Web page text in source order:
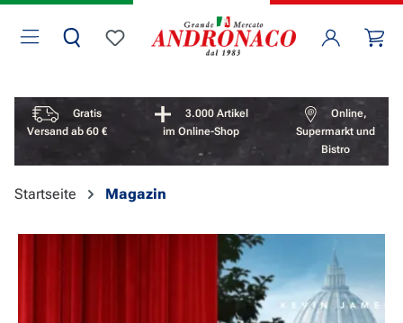
Zum Hauptinhalt springen
Du hast 0 Produkte auf dem Merkzettel
Vorteile überspringen
Gratis
Versand ab 60 €
3.000 Artikel
im Online-Shop
Online,
Supermarkt und
Bistro
Startseite Magazin